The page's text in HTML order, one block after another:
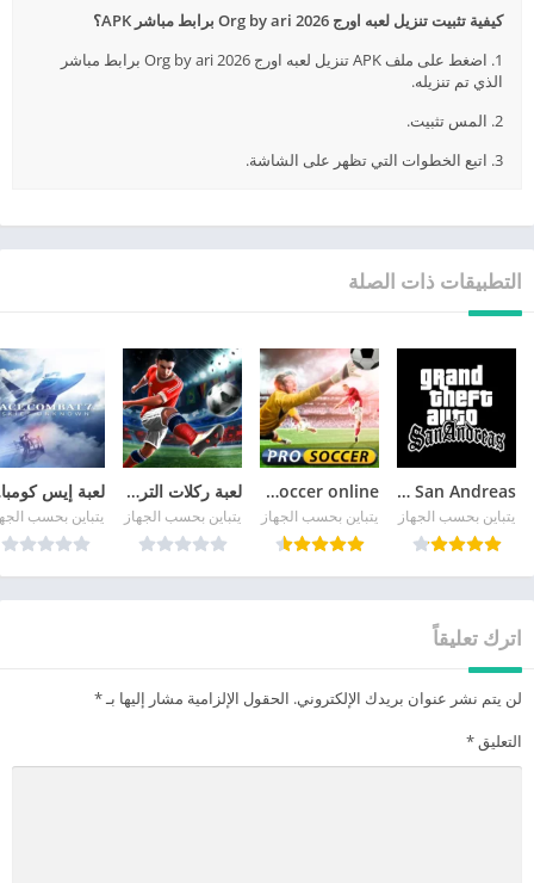
كيفية تثبيت تنزيل لعبه اورج 2026 Org by ari برابط مباشر APK؟
1. اضغط على ملف APK تنزيل لعبه اورج 2026 Org by ari برابط مباشر
الذي تم تنزيله.
2. المس تثبيت.
3. اتبع الخطوات التي تظهر على الشاشة.
التطبيقات ذات الصلة
GTA San Andreas
يتباين بحسب الجهاز
pro soccer online مهكرة
يتباين بحسب الجهاز
لعبة ركلات الترجيح
يتباين بحسب الجهاز يتباين بحسب
اترك تعليقاً
لن يتم نشر عنوان بريدك الإلكتروني. الحقول الإلزامية مشار إليها بـ*
التعليق *